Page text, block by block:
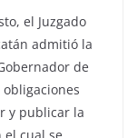
el Juzgado
admitió la
de
y publicar la